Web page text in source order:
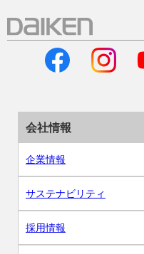
会社情報
企業情報
サステナビリティ
採用情報